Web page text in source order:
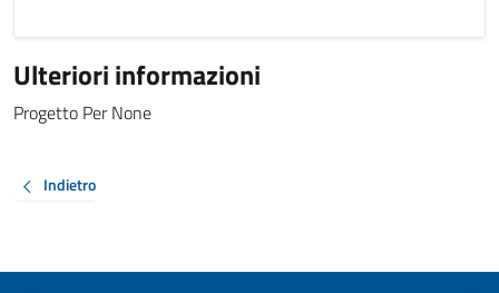
Ulteriori informazioni
Progetto Per None
Indietro